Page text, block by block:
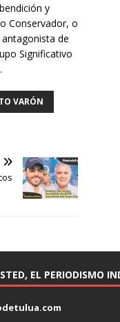
y
Conservador, o
de
Significativo
VARÓN
EL PERIODISMO